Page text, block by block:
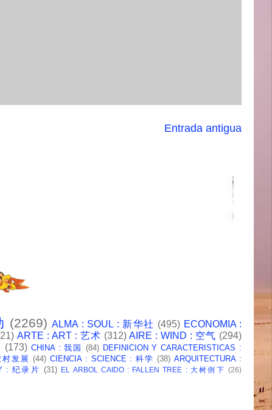
Entrada antigua
(2269) ALMA : SOUL : 新华社 (495) ECONOMIA :
ARTE : ART : 艺术 (312) AIRE : WIND : 空气 (294)
(173) CHINA : 我国 (84) DEFINICION Y CARACTERISTICAS :
村发展 (44) CIENCIA : SCIENCE : 科学 (38) ARQUITECTURA :
: 纪录片 (31) EL ARBOL CAIDO : FALLEN TREE : 大树倒下 (26)